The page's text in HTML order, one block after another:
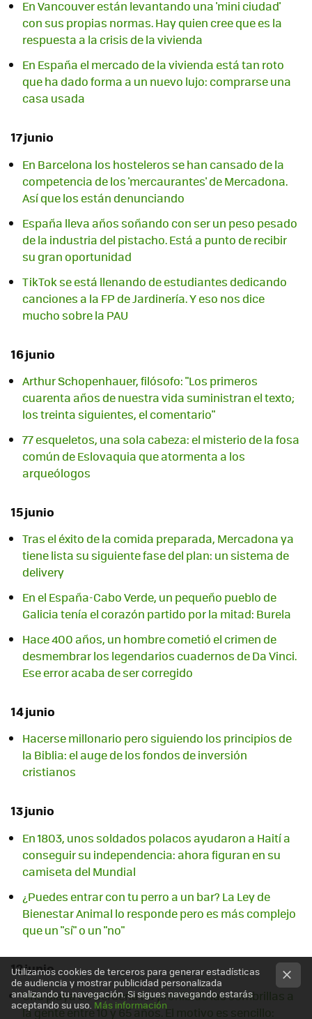
En Vancouver están levantando una 'mini ciudad'
con sus propias normas. Hay quien cree que es la
respuesta a la crisis de la vivienda
En España el mercado de la vivienda está tan roto
que ha dado forma a un nuevo lujo: comprarse una
casa usada
17 junio
En Barcelona los hosteleros se han cansado de la
competencia de los 'mercaurantes' de Mercadona.
Así que los están denunciando
España lleva años soñando con ser un peso pesado
de la industria del pistacho. Está a punto de recibir
su gran oportunidad
TikTok se está llenando de estudiantes dedicando
canciones a la FP de Jardinería. Y eso nos dice
mucho sobre la PAU
16 junio
Arthur Schopenhauer, filósofo: "Los primeros
cuarenta años de nuestra vida suministran el texto;
los treinta siguientes, el comentario"
77 esqueletos, una sola cabeza: el misterio de la fosa
común de Eslovaquia que atormenta a los
arqueólogos
15 junio
Tras el éxito de la comida preparada, Mercadona ya
tiene lista su siguiente fase del plan: un sistema de
delivery
En el España-Cabo Verde, un pequeño pueblo de
Galicia tenía el corazón partido por la mitad: Burela
Hace 400 años, un hombre cometió el crimen de
desmembrar los legendarios cuadernos de Da Vinci.
Ese error acaba de ser corregido
14 junio
Hacerse millonario pero siguiendo los principios de
la Biblia: el auge de los fondos de inversión
cristianos
13 junio
En 1803, unos soldados polacos ayudaron a Haití a
conseguir su independencia: ahora figuran en su
camiseta del Mundial
¿Puedes entrar con tu perro a un bar? La Ley de
Bienestar Animal lo responde pero es más complejo
que un "sí" o un "no"
12 junio
Una playa de Cerdeña ha prohibido las sombrillas a
la gente entre 10 y 65 años. El motivo es sencillo:
Utilizamos cookies de terceros para generar estadísticas
de audiencia y mostrar publicidad personalizada
analizando tu navegación. Si sigues navegando estarás
aceptando su uso. Más información